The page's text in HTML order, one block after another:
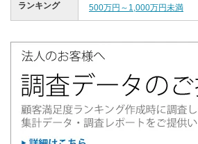
ランキング
500万円～1,000万円未満